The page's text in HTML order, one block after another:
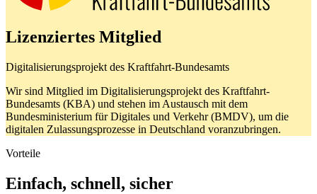
Lizenziertes Mitglied
Digitalisierungsprojekt des Kraftfahrt-Bundesamts
Wir sind Mitglied im Digitalisierungsprojekt des Kraftfahrt-
Bundesamts (KBA) und stehen im Austausch mit dem
Bundesministerium für Digitales und Verkehr (BMDV), um die
digitalen Zulassungsprozesse in Deutschland voranzubringen.
Vorteile
Einfach, schnell, sicher